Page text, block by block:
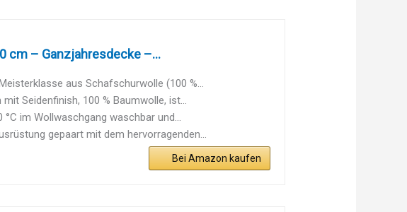
cm – Ganzjahresdecke –...
aus Schafschurwolle (100 %...
Seidenfinish, 100 % Baumwolle, ist...
im Wollwaschgang waschbar und...
gepaart mit dem hervorragenden...
Bei Amazon kaufen